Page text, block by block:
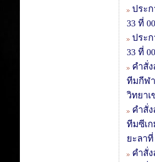
ประ
33 ที่
ประ
33 ที่
คำสั่
ทีมกีฬ
วิทยาเ
คำสั่
ทีมซีเ
ยะลาที่
คำสั่